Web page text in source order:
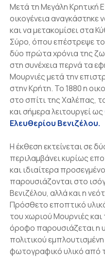
Μετά τη Μεγάλη Κρητική
οικογένεια αναγκάστηκε
και να μετακομίσει στα
Σύρο, όπου επέστρεψε
δύο πρώτα χρόνια της
στη συνέχεια περνά τα
Μουρνιές μετά την
στην Κρήτη. Το 1880 η
στο σπίτι της Χαλέπας,
και σήμερα λειτουργεί ως
Ελευθερίου Βενιζέλου.
Η έκθεση εκτείνεται σε
περιλαμβάνει κυρίως
και ιδιαίτερα
παρουσιάζονται στο
Βενιζέλου, αλλά και η
Πρόσθετο εποπτικό
του χωριού Μουρνιές
όροφο παρουσιάζεται η
πολιτικού
φωτογραφικό υλικό από